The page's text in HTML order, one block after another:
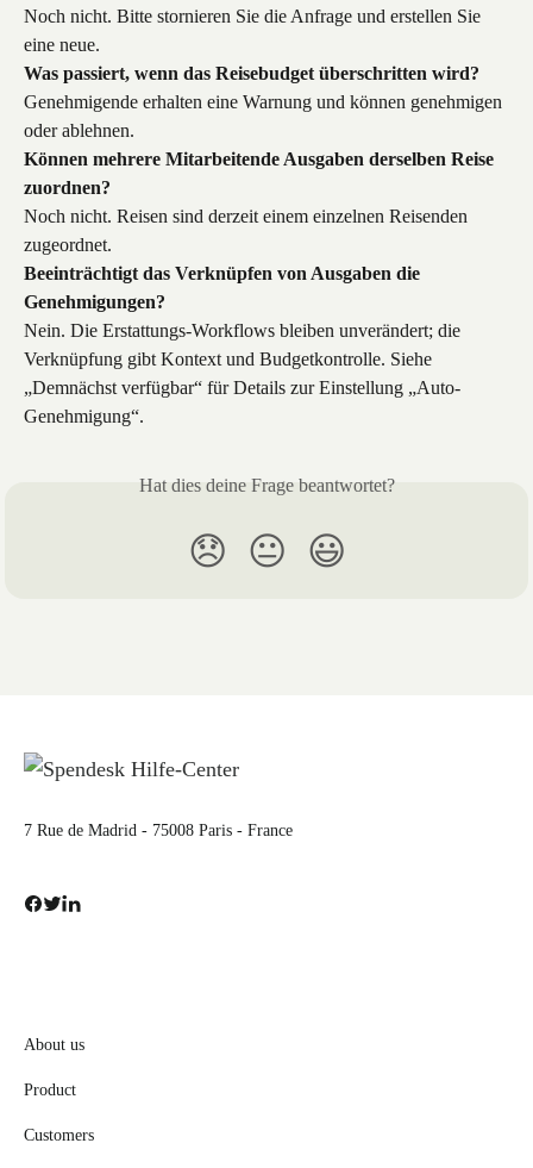
Noch nicht. Bitte stornieren Sie die Anfrage und erstellen Sie
eine neue.
Was passiert, wenn das Reisebudget überschritten wird?
Genehmigende erhalten eine Warnung und können genehmigen
oder ablehnen.
Können mehrere Mitarbeitende Ausgaben derselben Reise
zuordnen?
Noch nicht. Reisen sind derzeit einem einzelnen Reisenden
zugeordnet.
Beeinträchtigt das Verknüpfen von Ausgaben die
Genehmigungen?
Nein. Die Erstattungs-Workflows bleiben unverändert; die
Verknüpfung gibt Kontext und Budgetkontrolle. Siehe
„Demnächst verfügbar“ für Details zur Einstellung „Auto-
Genehmigung“.
Hat dies deine Frage beantwortet?
😞 😐 😃
7 Rue de Madrid - 75008 Paris - France
About us
Product
Customers